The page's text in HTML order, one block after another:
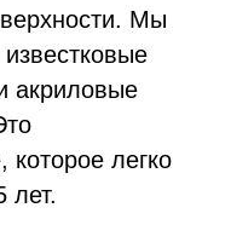
Мы
акриловые
которое легко
лет.